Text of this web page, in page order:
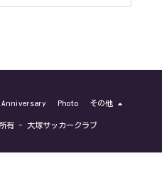
Photo その他
有 - 大塚サッカークラブ